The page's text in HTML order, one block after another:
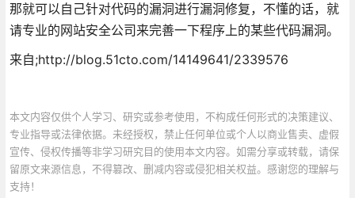
那就可以自己针对代码的漏洞进行漏洞修复，不懂的话，就
请专业的网站安全公司来完善一下程序上的某些代码漏洞。
来自;http://blog.51cto.com/14149641/2339576
本文内容仅供个人学习、研究或参考使用，不构成任何形式的决策建议、
专业指导或法律依据。未经授权，禁止任何单位或个人以商业售卖、虚假
宣传、侵权传播等非学习研究目的使用本文内容。如需分享或转载，请保
留原文来源信息，不得篡改、删减内容或侵犯相关权益。感谢您的理解与
支持！